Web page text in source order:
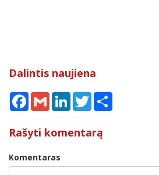
Dalintis naujiena
Facebook
Gmail LinkedInTwitter
Rašyti komentarą
Komentaras